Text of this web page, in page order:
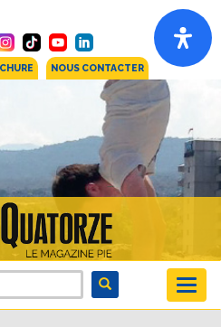
NOUS CONTACTER